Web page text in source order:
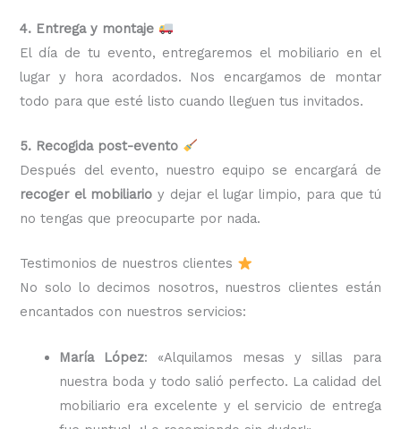
4. Entrega y montaje
El día de tu evento, entregaremos el mobiliario en el
lugar y hora acordados. Nos encargamos de montar
todo para que esté listo cuando lleguen tus invitados.
5. Recogida post-evento
Después del evento, nuestro equipo se encargará de
recoger el mobiliario y dejar el lugar limpio, para que tú
no tengas que preocuparte por nada.
Testimonios de nuestros clientes
No solo lo decimos nosotros, nuestros clientes están
encantados con nuestros servicios:
María López: «Alquilamos mesas y sillas para
nuestra boda y todo salió perfecto. La calidad del
mobiliario era excelente y el servicio de entrega